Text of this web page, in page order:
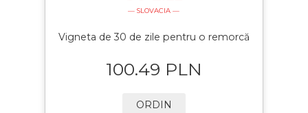
— SLOVACIA —
Vigneta de 30 de zile pentru o remorcă
100.49 PLN
ORDIN